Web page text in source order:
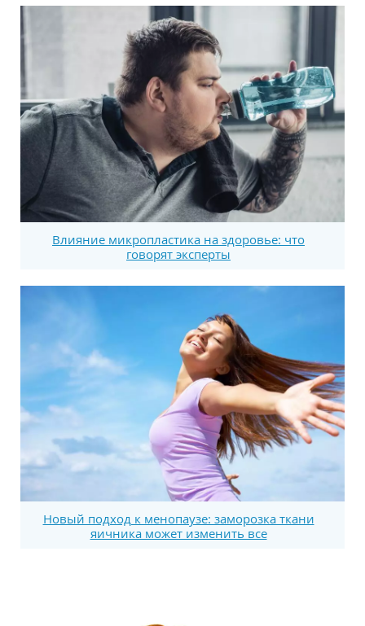
Влияние микропластика на здоровье: что
говорят эксперты
Новый подход к менопаузе: заморозка ткани
яичника может изменить все